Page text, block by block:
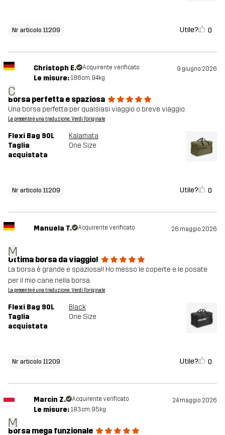
Nr articolo 11209 Utile? 0
C
Christoph E. Acquirente verificato 9 giugno 2026
Le misure: 186cm, 94kg
Borsa perfetta e spaziosa
Una borsa perfetta per qualsiasi viaggio o breve viaggio.
La presente è una traduzione. Verdi l'originale
Flexi Bag 90L
Kalamata
Taglia
acquistata
One Size
Nr articolo 11209 Utile? 0
M
Manuela T. Acquirente verificato 26 maggio 2026
Ottima borsa da viaggio!
La borsa è grande e spaziosa!! Ho messo le coperte e le posate
per il mio cane nella borsa.
La presente è una traduzione. Verdi l'originale
Flexi Bag 90L
Black
Taglia
acquistata
One Size
Nr articolo 11209 Utile? 0
M
Marcin Z. Acquirente verificato 24 maggio 2026
Le misure: 183cm, 95kg
Borsa mega funzionale